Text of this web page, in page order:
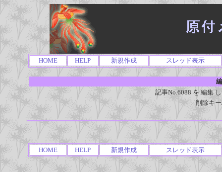
HOME HELP 新規作成 スレッド表示
記事No.6088 を 編集
削除キ
HOME HELP 新規作成 スレッド表示